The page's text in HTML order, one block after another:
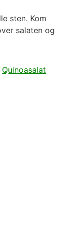
sten. Kom
salaten og
Quinoasalat